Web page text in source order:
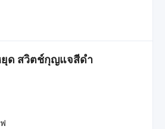
ยุด สวิตช์กุญแจสีดำ